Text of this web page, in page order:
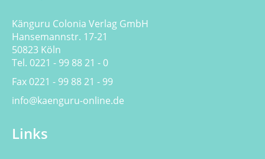
Känguru Colonia Verlag GmbH
Hansemannstr. 17-21
50823 Köln
Tel. 0221 - 99 88 21 - 0
Fax 0221 - 99 88 21 - 99
info@kaenguru-online.de
Links